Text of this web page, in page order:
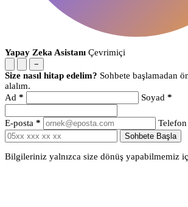
Yapay Zeka Asistanı Çevrimiçi
−
Size nasıl hitap edelim? Sohbete başlamadan
alalım.
Ad * Soyad *
E-posta * Telefon
Sohbete Başla
Bilgileriniz yalnızca size dönüş yapabilmemiz